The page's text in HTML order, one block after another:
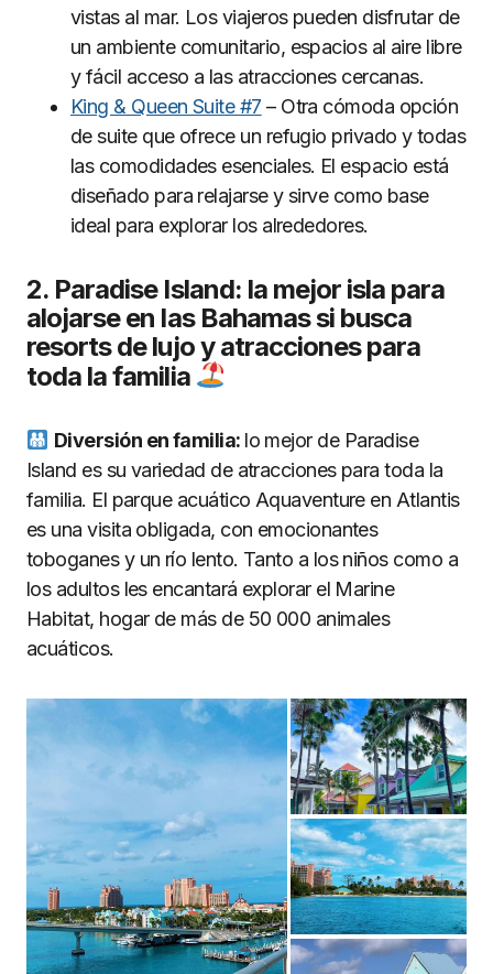
vistas al mar. Los viajeros pueden disfrutar de
un ambiente comunitario, espacios al aire libre
y fácil acceso a las atracciones cercanas.
King & Queen Suite #7 – Otra cómoda opción
de suite que ofrece un refugio privado y todas
las comodidades esenciales. El espacio está
diseñado para relajarse y sirve como base
ideal para explorar los alrededores.
2. Paradise Island: la mejor isla para
alojarse en las Bahamas si busca
resorts de lujo y atracciones para
toda la familia
Diversión en familia: lo mejor de Paradise
Island es su variedad de atracciones para toda la
familia. El parque acuático Aquaventure en Atlantis
es una visita obligada, con emocionantes
toboganes y un río lento. Tanto a los niños como a
los adultos les encantará explorar el Marine
Habitat, hogar de más de 50 000 animales
acuáticos.